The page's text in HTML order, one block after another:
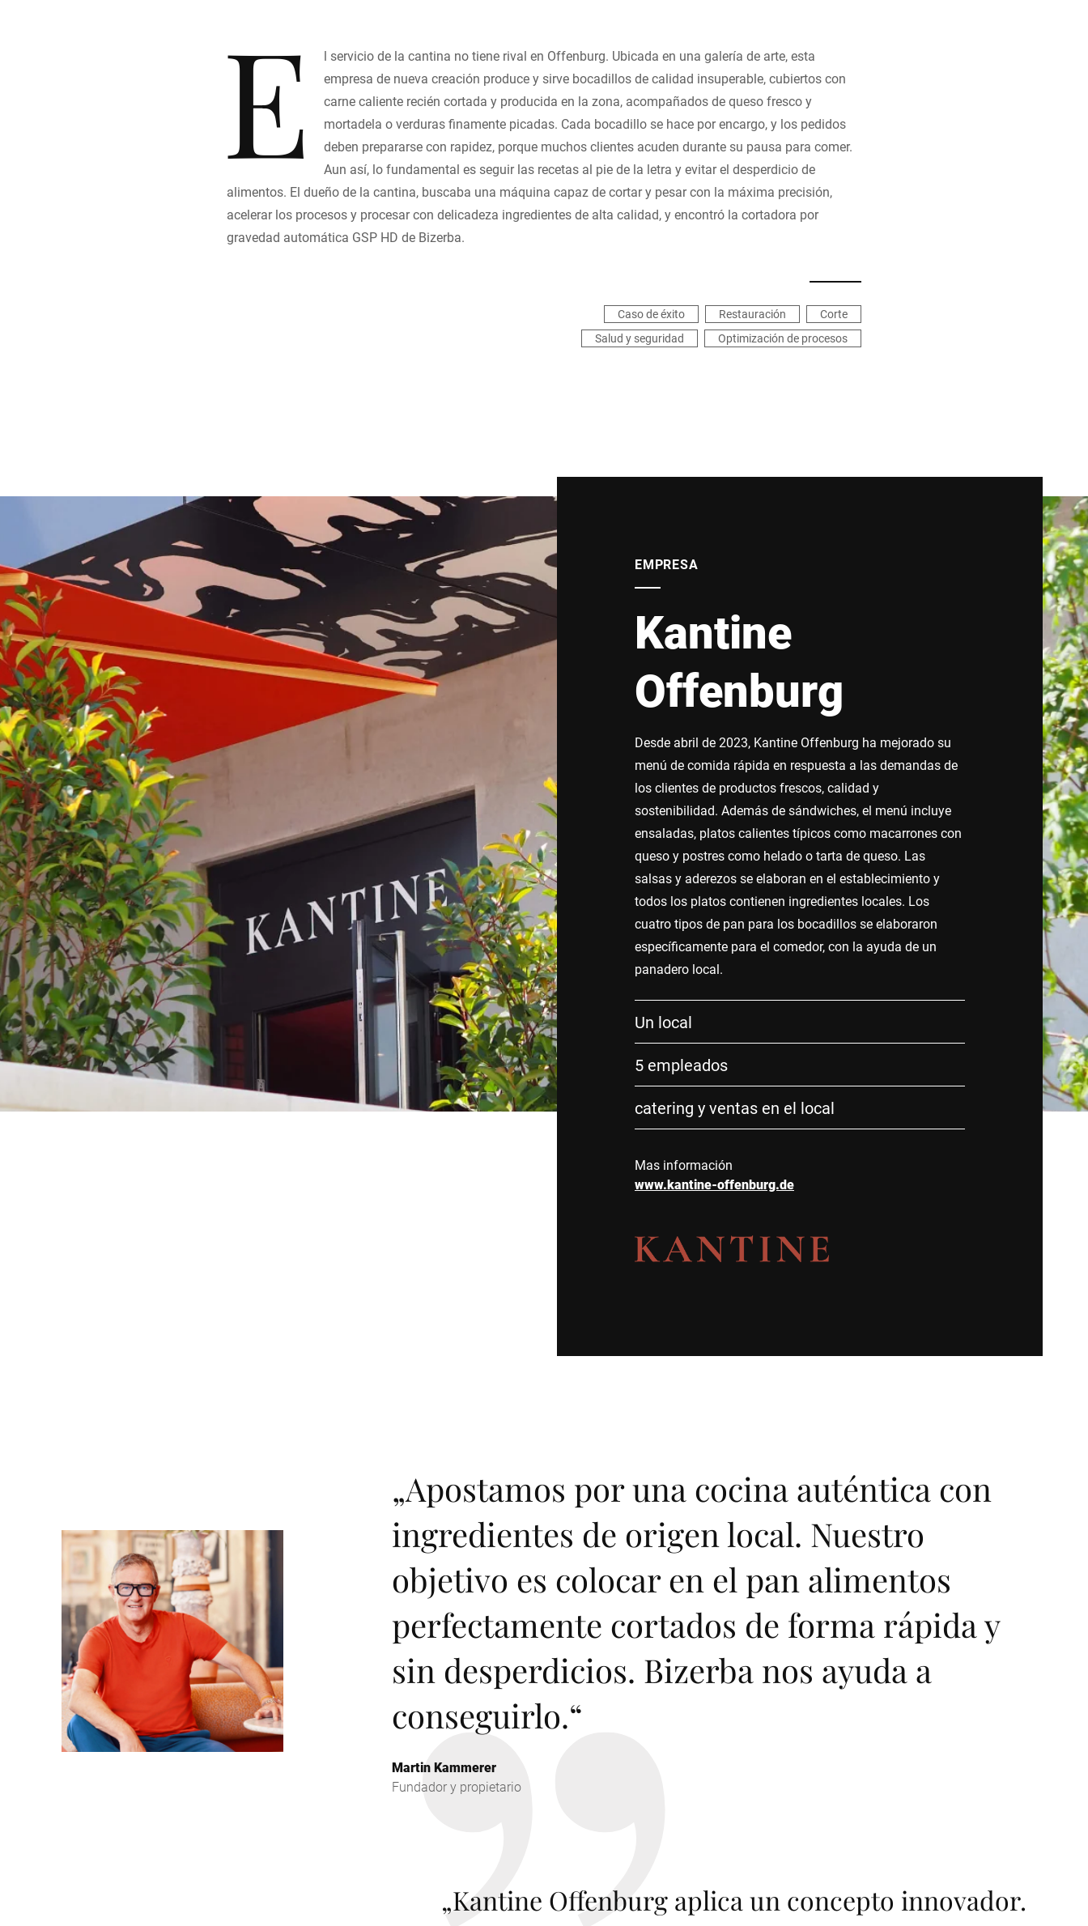
E
l servicio de la cantina no tiene rival en Offenburg. Ubicada en una galería de arte, esta
empresa de nueva creación produce y sirve bocadillos de calidad insuperable, cubiertos con
carne caliente recién cortada y producida en la zona, acompañados de queso fresco y
mortadela o verduras finamente picadas. Cada bocadillo se hace por encargo, y los pedidos
deben prepararse con rapidez, porque muchos clientes acuden durante su pausa para comer.
Aun así, lo fundamental es seguir las recetas al pie de la letra y evitar el desperdicio de
alimentos. El dueño de la cantina, buscaba una máquina capaz de cortar y pesar con la máxima precisión,
acelerar los procesos y procesar con delicadeza ingredientes de alta calidad, y encontró la cortadora por
gravedad automática GSP HD de Bizerba.
Caso de éxito Restauración
Corte
Salud y seguridad
Optimización de procesos
EMPRESA
Kantine
Offenburg
Desde abril de 2023, Kantine Offenburg ha mejorado su
menú de comida rápida en respuesta a las demandas de
los clientes de productos frescos, calidad y
sostenibilidad. Además de sándwiches, el menú incluye
ensaladas, platos calientes típicos como macarrones con
queso y postres como helado o tarta de queso. Las
salsas y aderezos se elaboran en el establecimiento y
todos los platos contienen ingredientes locales. Los
cuatro tipos de pan para los bocadillos se elaboraron
específicamente para el comedor, con la ayuda de un
panadero local.
Un local
5 empleados
catering y ventas en el local
Mas información
www.kantine-offenburg.de
„Apostamos por una cocina auténtica con
ingredientes de origen local. Nuestro
objetivo es colocar en el pan alimentos
perfectamente cortados de forma rápida y
sin desperdicios. Bizerba nos ayuda a
conseguirlo.“
Martin Kammerer
Fundador y propietario
„Kantine Offenburg aplica un concepto innovador.